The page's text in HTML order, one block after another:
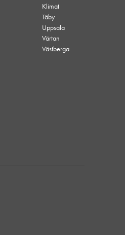
Klimat
Täby
Uppsala
Värtan
Västberga